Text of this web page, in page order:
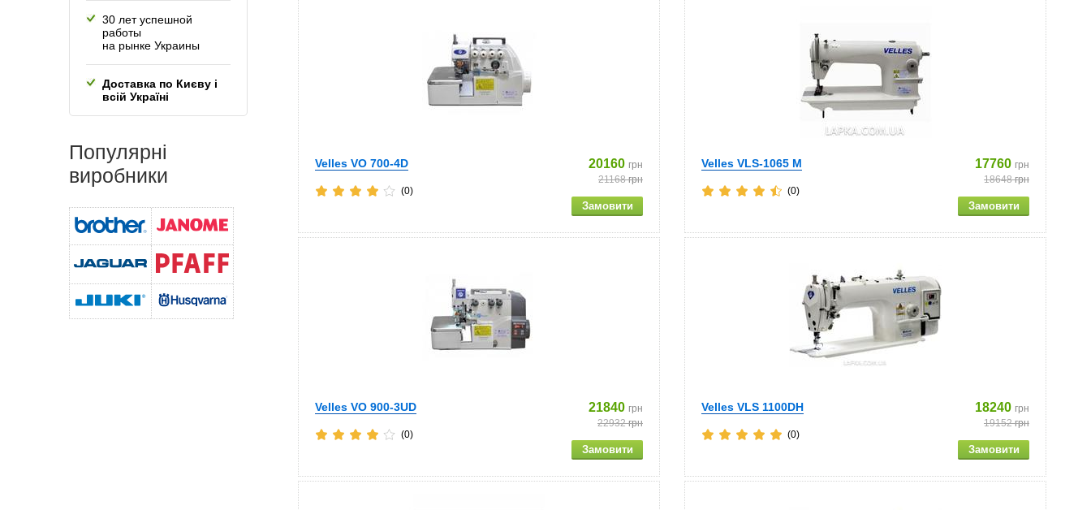
Velles VO 700-4D 20160 грн
21168грн
(0)
Velles VLS-1065 M 17760 грн
18648грн
(0)
Velles VO 900-3UD 21840 грн
22932грн
(0)
Velles VLS 1100DH 18240 грн
19152грн
(0)
30 лет успешной
работы
на рынке Украины
Доставка по Києву і
всій Україні
Популярні
виробники